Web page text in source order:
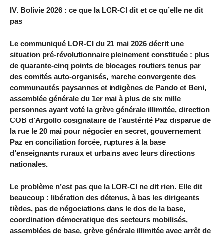
IV. Bolivie 2026 : ce que la LOR-CI dit et ce qu’elle ne dit
pas
Le communiqué LOR-CI du 21 mai 2026 décrit une
situation pré-révolutionnaire pleinement constituée : plus
de quarante-cinq points de blocages routiers tenus par
des comités auto-organisés, marche convergente des
communautés paysannes et indigènes de Pando et Beni,
assemblée générale du 1er mai à plus de six mille
personnes ayant voté la grève générale illimitée, direction
COB d’Argollo cosignataire de l’austérité Paz disparue de
la rue le 20 mai pour négocier en secret, gouvernement
Paz en conciliation forcée, ruptures à la base
d’enseignants ruraux et urbains avec leurs directions
nationales.
Le problème n’est pas que la LOR-CI ne dit rien. Elle dit
beaucoup : libération des détenus, à bas les dirigeants
tièdes, pas de négociations dans le dos de la base,
coordination démocratique des secteurs mobilisés,
assemblées de base, grève générale illimitée avec arrêt de